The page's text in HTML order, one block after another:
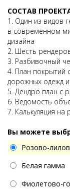
СОСТАВ
1. Один из видов
в современном
дизайна
2. Шесть
3. Разбивочный
4. План покрытий
дорожных одежд
5. Дендро план с
6. Ведомость
7. Калькуляция
Вы можете
Розово-
Белая гамма
Фиолетово-